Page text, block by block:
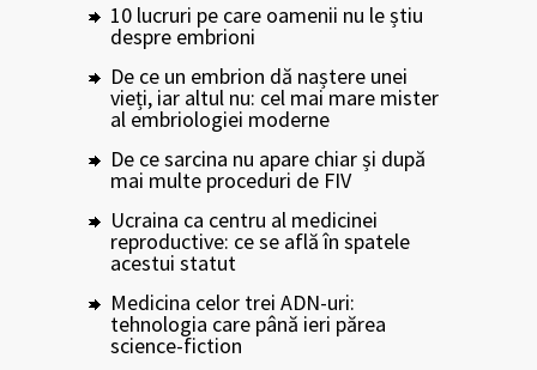
10 lucruri pe care oamenii nu le știu
despre embrioni
De ce un embrion dă naștere unei
vieți, iar altul nu: cel mai mare mister
al embriologiei moderne
De ce sarcina nu apare chiar și după
mai multe proceduri de FIV
Ucraina ca centru al medicinei
reproductive: ce se află în spatele
acestui statut
Medicina celor trei ADN-uri:
tehnologia care până ieri părea
science-fiction